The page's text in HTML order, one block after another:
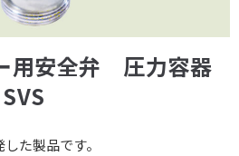
用安全弁 圧力容器
た製品です。